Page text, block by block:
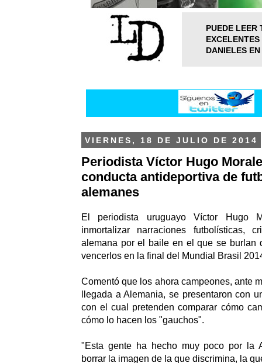
PUEDE LEER
DANIELES
VIERNES, 18 DE JULIO DE 2014
Periodista Víctor Hugo
conducta antideportiva de
alemanes
El periodista uruguayo Víctor Hugo
inmortalizar narraciones futbolísticas,
alemana por el baile en el que se burlan
vencerlos en la final del Mundial Brasil
Comentó que los ahora campeones, ante
llegada a Alemania, se presentaron con
con el cual pretenden comparar cómo
cómo lo hacen los "gauchos".
"Esta gente ha hecho muy poco por la
borrar la imagen de la que discrimina, la